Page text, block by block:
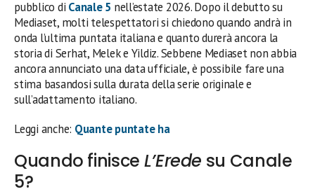
pubblico di Canale 5 nell’estate 2026. Dopo il debutto su
Mediaset, molti telespettatori si chiedono quando andrà in
onda l’ultima puntata italiana e quanto durerà ancora la
storia di Serhat, Melek e Yildiz. Sebbene Mediaset non abbia
ancora annunciato una data ufficiale, è possibile fare una
stima basandosi sulla durata della serie originale e
sull’adattamento italiano.
Leggi anche: Quante puntate ha
Quando finisce L’Erede su Canale
5?